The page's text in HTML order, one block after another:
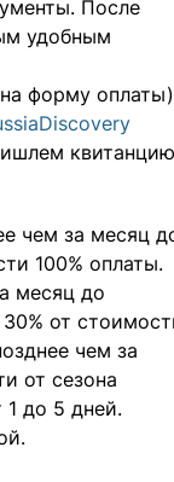
После
удобным
форму оплаты)
квитанцию
чем за месяц
100% оплаты.
месяц до
от
чем за
от сезона
1 до 5 дней.